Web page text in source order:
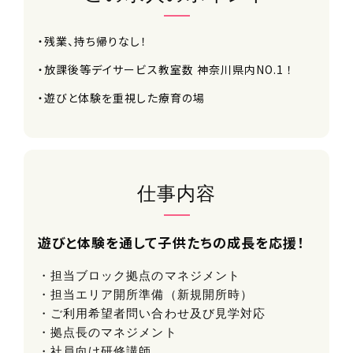
・残業、持ち帰りなし！
・放課後等デイサービス教室数 神奈川県内NO.1 ！
・遊びと体験を重視した療育の場
仕事内容
遊びと体験を通して子供たちの成長を応援！
・担当ブロック拠点のマネジメント
・担当エリア開所準備（新規開所時）
・ご利用希望者問い合わせ及び見学対応
・拠点長のマネジメント